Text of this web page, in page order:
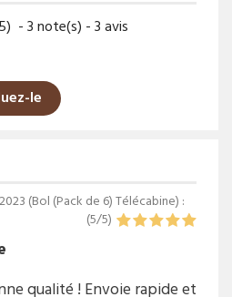
) -3note(s) -3avis
le
(Bol (Pack de 6) Télécabine) :
(5/5)
qualité ! Envoie rapide et